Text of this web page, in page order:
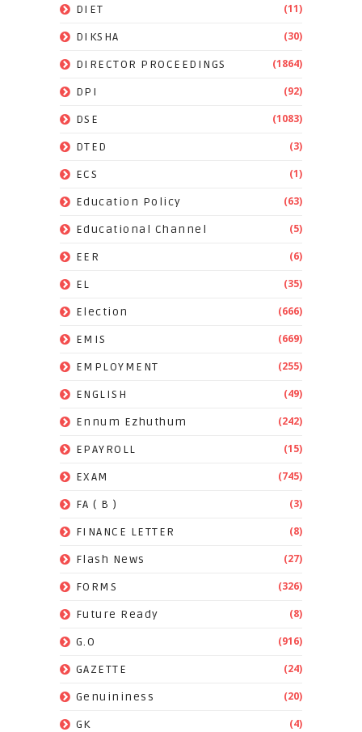
DIET (11)
DIKSHA (30)
DIRECTOR PROCEEDINGS (1864)
DPI (92)
DSE (1083)
DTED (3)
ECS (1)
Education Policy (63)
Educational Channel (5)
EER (6)
EL (35)
Election (666)
EMIS (669)
EMPLOYMENT (255)
ENGLISH (49)
Ennum Ezhuthum (242)
EPAYROLL (15)
EXAM (745)
FA ( B ) (3)
FINANCE LETTER (8)
Flash News (27)
FORMS (326)
Future Ready (8)
G.O (916)
GAZETTE (24)
Genuininess (20)
GK (4)